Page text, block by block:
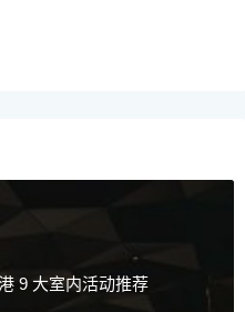
9 大室内活动推荐